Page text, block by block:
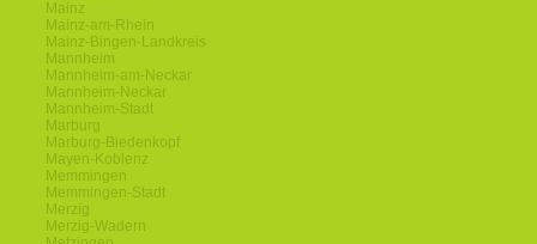
Mainz
Mainz-am-Rhein
Mainz-Bingen-Landkreis
Mannheim
Mannheim-am-Neckar
Mannheim-Neckar
Mannheim-Stadt
Marburg
Marburg-Biedenkopf
Mayen-Koblenz
Memmingen
Memmingen-Stadt
Merzig
Merzig-Wadern